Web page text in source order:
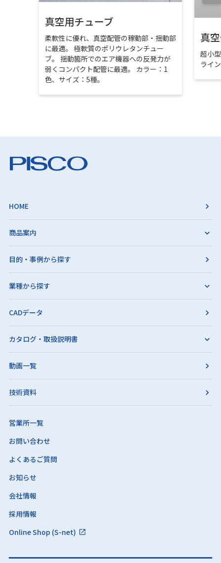
真空用チューブ
柔軟性に優れ、真空配管の稼動部・揺動部
に最適。 極軟質のポリウレタンチュー
ブ。 揺動箇所でのエア機器への反発力が
弱くコンパクト配管に最適。 カラー：1
色、サイズ：5種。
真
超小
ライ
HOME
商品案内
目的・事例から探す
業種から探す
CADデータ
カタログ・取扱説明書
動画一覧
技術資料
営業所一覧
お問い合わせ
よくあるご質問
お知らせ
会社情報
採用情報
Online Shop (S-net)